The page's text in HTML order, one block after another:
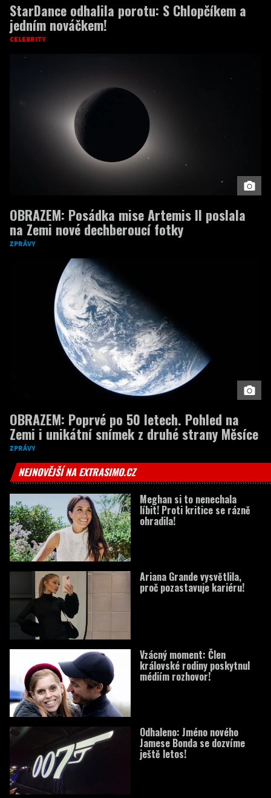
StarDance odhalila porotu: S Chlopčíkem a
jedním nováčkem!
CELEBRITY
OBRAZEM: Posádka mise Artemis II poslala
na Zemi nové dechberoucí fotky
ZPRÁVY
OBRAZEM: Poprvé po 50 letech. Pohled na
Zemi i unikátní snímek z druhé strany Měsíce
ZPRÁVY
NEJNOVĚJŠÍ NA EXTRASIMO.CZ
Meghan si to nenechala
líbit! Proti kritice se rázně
ohradila!
Ariana Grande vysvětlila,
proč pozastavuje kariéru!
Vzácný moment: Člen
královské rodiny poskytnul
médiím rozhovor!
Odhaleno: Jméno nového
Jamese Bonda se dozvíme
ještě letos!